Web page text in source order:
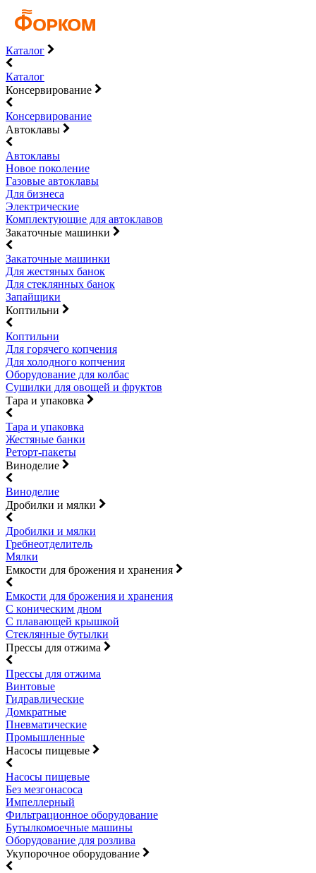
Каталог
Каталог
Консервирование
Консервирование
Автоклавы
Автоклавы
Новое поколение
Газовые автоклавы
Для бизнеса
Электрические
Комплектующие для автоклавов
Закаточные машинки
Закаточные машинки
Для жестяных банок
Для стеклянных банок
Запайщики
Коптильни
Коптильни
Для горячего копчения
Для холодного копчения
Оборудование для колбас
Сушилки для овощей и фруктов
Тара и упаковка
Тара и упаковка
Жестяные банки
Реторт-пакеты
Виноделие
Виноделие
Дробилки и мялки
Дробилки и мялки
Гребнеотделитель
Мялки
Емкости для брожения и хранения
Емкости для брожения и хранения
С коническим дном
С плавающей крышкой
Стеклянные бутылки
Прессы для отжима
Прессы для отжима
Винтовые
Гидравлические
Домкратные
Пневматические
Промышленные
Насосы пищевые
Насосы пищевые
Без мезгонасоса
Импеллерный
Фильтрационное оборудование
Бутылкомоечные машины
Оборудование для розлива
Укупорочное оборудование